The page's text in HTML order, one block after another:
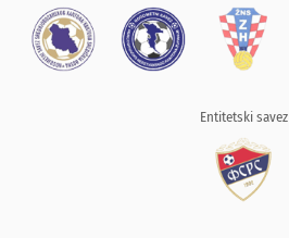
Entitetski savez